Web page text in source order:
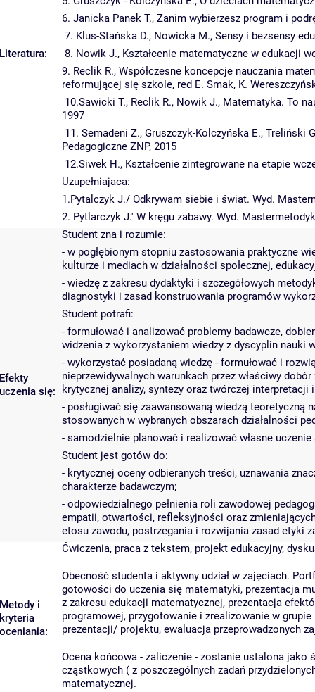
Literatura:
6. Janicka Panek T., Zanim wybierzesz program i
7. Klus-Stańska D., Nowicka M., Sensy i bezsensy
8. Nowik J., Kształcenie matematyczne w edukacji
9. Reclik R., Współczesne koncepcje nauczania
reformującej się szkole, red E. Smak, K.
10.Sawicki T., Reclik R., Nowik J., Matematyka. To
1997
11. Semadeni Z., Gruszczyk-Kolczyńska E.,
Pedagogiczne ZNP, 2015
12.Siwek H., Kształcenie zintegrowane na etapie
Uzupełniajaca:
1.Pytalczyk J./ Odkrywam siebie i świat. Wyd.
2. Pytlarczyk J.' W kręgu zabawy. Wyd.
Efekty
uczenia się:
Student zna i rozumie:
- w pogłębionym stopniu zastosowania praktyczne
kulturze i mediach w działalności społecznej,
- wiedzę z zakresu dydaktyki i szczegółowych
diagnostyki i zasad konstruowania programów
Student potrafi:
- formułować i analizować problemy badawcze,
widzenia z wykorzystaniem wiedzy z dyscyplin nauki
- wykorzystać posiadaną wiedzę - formułować i
nieprzewidywalnych warunkach przez właściwy
krytycznej analizy, syntezy oraz twórczej
- posługiwać się zaawansowaną wiedzą teoretyczną
stosowanych w wybranych obszarach działalności
- samodzielnie planować i realizować własne
Student jest gotów do:
- krytycznej oceny odbieranych treści, uznawania
charakterze badawczym;
- odpowiedzialnego pełnienia roli zawodowej
empatii, otwartości, refleksyjności oraz
etosu zawodu, postrzegania i rozwijania zasad etyki
Metody i
kryteria
oceniania:
Ćwiczenia, praca z tekstem, projekt edukacyjny,
Obecność studenta i aktywny udział w zajęciach.
gotowości do uczenia się matematyki, prezentacja
z zakresu edukacji matematycznej, prezentacja
programowej, przygotowanie i zrealizowanie w
prezentacji/ projektu, ewaluacja przeprowadzonych
Ocena końcowa - zaliczenie - zostanie ustalona
cząstkowych ( z poszczególnych zadań
matematycznej.